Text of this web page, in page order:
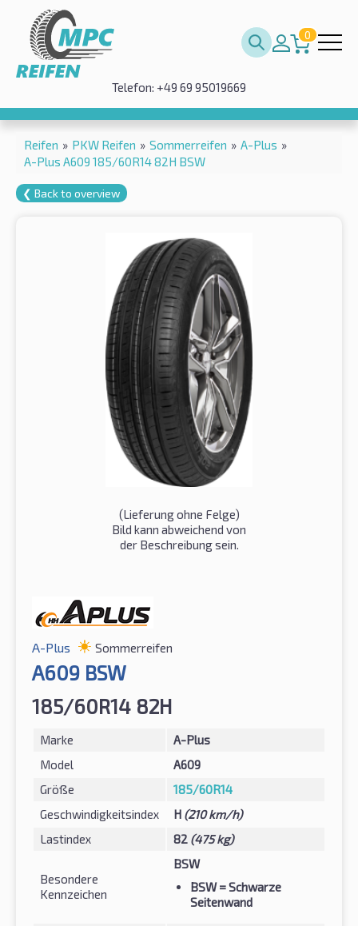
0
Telefon: +49 69 95019669
Reifen » PKW Reifen » Sommerreifen » A-Plus »
A-Plus A609 185/60R14 82H BSW
❮ Back to overview
(Lieferung ohne Felge)
Bild kann abweichend von
der Beschreibung sein.
A-Plus Sommerreifen
A609 BSW
185/60R14 82H
Marke
A-Plus
Model
A609
Größe
185/60R14
Geschwindigkeitsindex
H (210 km/h)
Lastindex
82 (475 kg)
Besondere
Kennzeichen
BSW
BSW= Schwarze
Seitenwand